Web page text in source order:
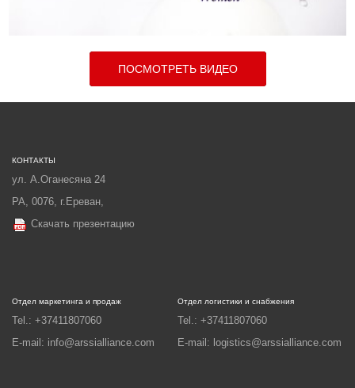
ПОСМОТРЕТЬ ВИДЕО
КОНТАКТЫ
ул. А.Оганесяна 24
РА, 0076, г.Ереван,
Скачать презентацию
Отдел маркетинга и продаж
Tel.: +37411807060
E-mail: info@arssialliance.com
Отдел логистики и снабжения
Tel.: +37411807060
E-mail: logistics@arssialliance.com